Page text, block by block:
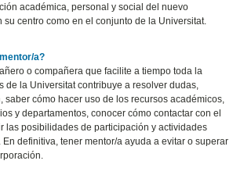
académica, personal y social del nuevo
su centro como en el conjunto de la Universitat.
a?
o compañera que facilite a tiempo toda la
de la Universitat contribuye a resolver dudas,
saber cómo hacer uso de los recursos académicos,
y departamentos, conocer cómo contactar con el
las posibilidades de participación y actividades
definitiva, tener mentor/a ayuda a evitar o superar